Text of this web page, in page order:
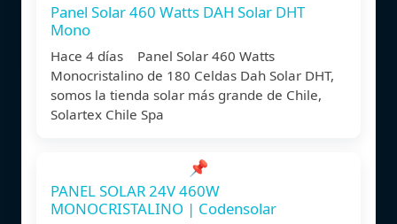
Panel Solar 460 Watts DAH Solar DHT
Mono
Hace 4 días Panel Solar 460 Watts
Monocristalino de 180 Celdas Dah Solar DHT,
somos la tienda solar más grande de Chile,
Solartex Chile Spa
📌
PANEL SOLAR 24V 460W
MONOCRISTALINO | Codensolar